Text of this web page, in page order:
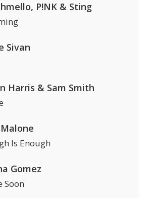
P!NK & Sting
Sivan
Harris & Sam Smith
Is Enough
Gomez
Soon